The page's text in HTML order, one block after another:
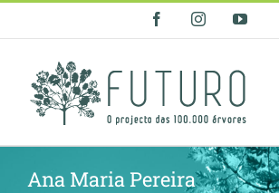
FacebookInstagram
Ana Maria Pereira